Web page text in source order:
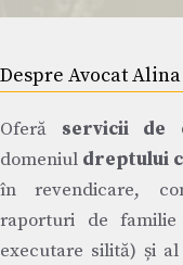
Despre Avocat
Oferă servicii de
domeniul dreptului
în revendicare,
raporturi de
executare silită) și al